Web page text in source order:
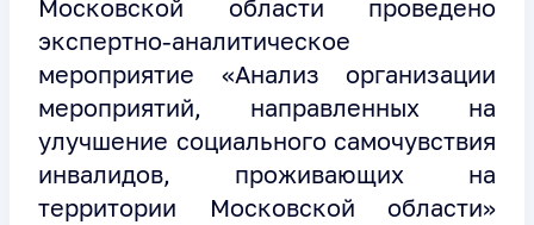
Московской области проведено
экспертно-аналитическое
мероприятие «Анализ организации
мероприятий, направленных на
улучшение социального самочувствия
инвалидов, проживающих на
территории Московской области»